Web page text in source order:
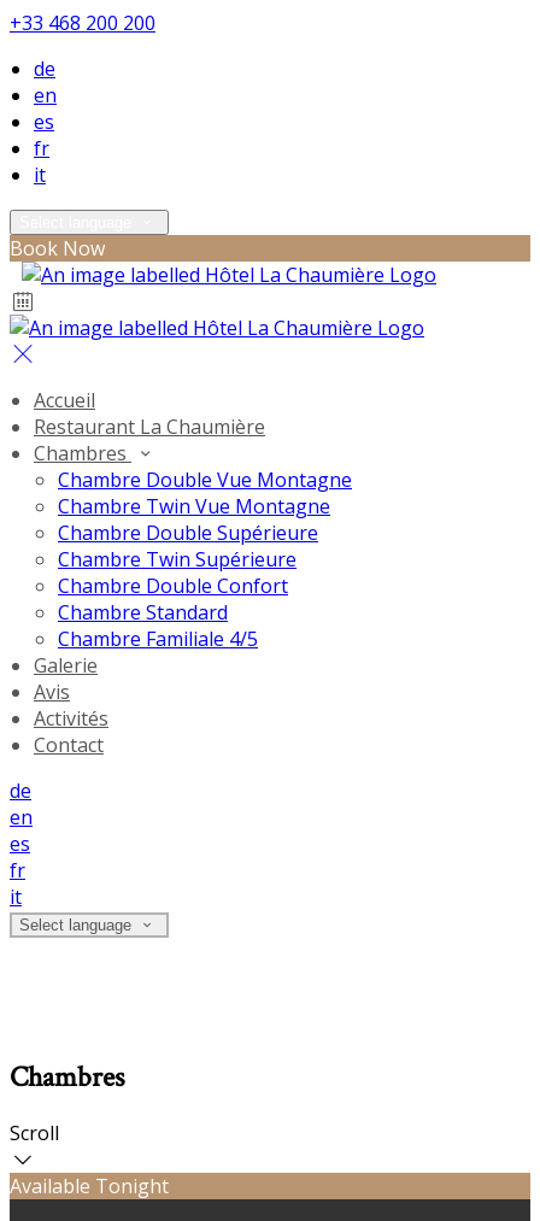
+33 468 200 200
de
en
es
fr
it
Book Now
Accueil
Restaurant La Chaumière
Chambres
Chambre Double Vue Montagne
Chambre Twin Vue Montagne
Chambre Double Supérieure
Chambre Twin Supérieure
Chambre Double Confort
Chambre Standard
Chambre Familiale 4/5
Galerie
Avis
Activités
Contact
de
en
es
fr
it
Select language
Chambres
Scroll
Available Tonight